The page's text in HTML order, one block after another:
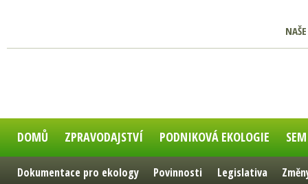
DOMŮ ZPRAVODAJSTVÍ PODNIKOVÁ EKOLOGIE
Dokumentace pro ekology Povinnosti Legislativa